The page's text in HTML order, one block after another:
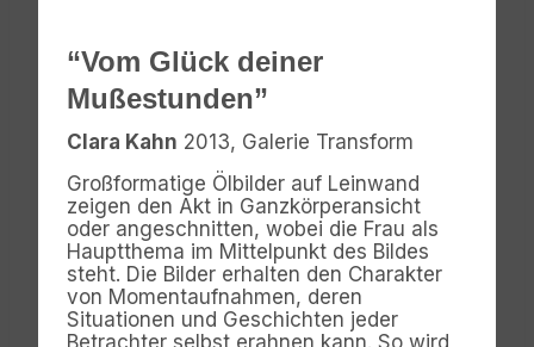
“Vom Glück deiner
Mußestunden”
Clara Kahn 2013, Galerie Transform
Großformatige Ölbilder auf Leinwand
zeigen den Akt in Ganzkörperansicht
oder angeschnitten, wobei die Frau als
Hauptthema im Mittelpunkt des Bildes
steht. Die Bilder erhalten den Charakter
von Momentaufnahmen, deren
Situationen und Geschichten jeder